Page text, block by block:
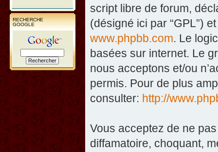
RECHERCHE
GOOGLE
script libre de forum,
(désigné ici par “GPL”)
www.phpbb.com. Le
basées sur internet. Le
nous acceptons et/ou
permis. Pour de plus
consulter: http://
Vous acceptez de ne
diffamatoire, choquant,